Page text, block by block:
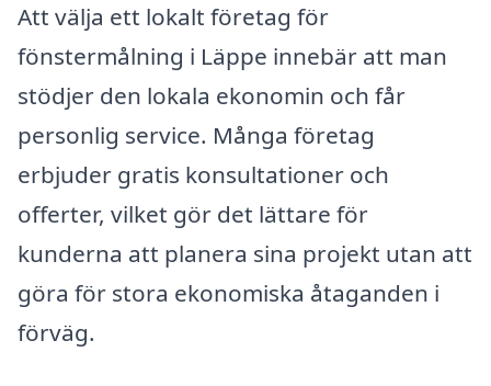
Att välja ett lokalt företag för
fönstermålning i Läppe innebär att man
stödjer den lokala ekonomin och får
personlig service. Många företag
erbjuder gratis konsultationer och
offerter, vilket gör det lättare för
kunderna att planera sina projekt utan att
göra för stora ekonomiska åtaganden i
förväg.